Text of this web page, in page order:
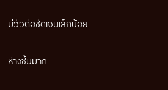
มีวัวต่อชัดเจนเล็กน้อย
ห่างชั้นมาก